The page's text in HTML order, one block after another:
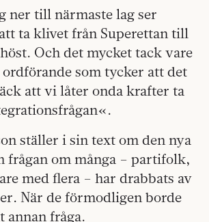
ner till närmaste lag ser
ta klivet från Superettan till
Och det mycket tack vare
som tycker att det
att vi låter onda krafter ta
ställer i sin text om den nya
frågan om många – partifolk,
med flera – har drabbats av
När de förmodligen borde
annan fråga.